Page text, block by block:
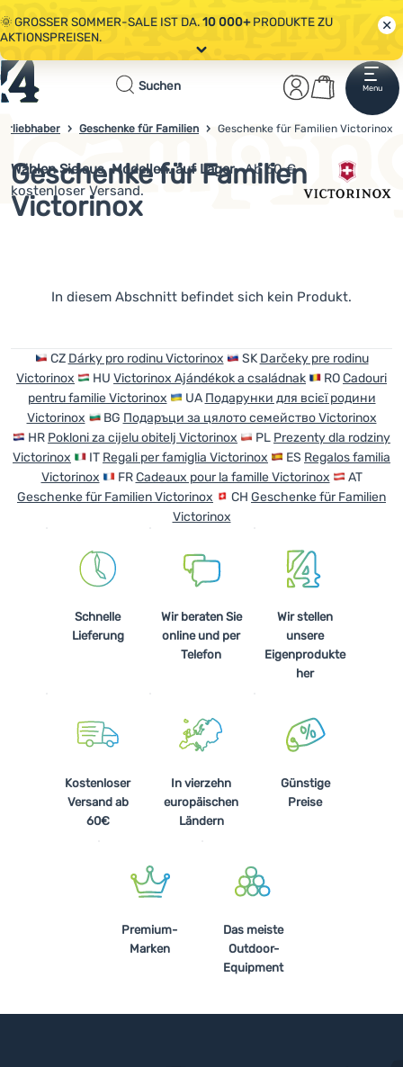
🌞 GROSSER SOMMER-SALE IST DA.10 000+PRODUKTE ZU
AKTIONSPREISEN.
🤫 - 10 % AUF AUSGEWÄHLTE CAMPING- & WANDERAUSRÜSTUNG.
CODE OUT10
Alle Aktionen
Suchen
Anmelden
Warenkorb
Menu
Startseite
Bekleidung
Schuhe
Zelte
Ausrüstung
Kochen
Klettern
Ultraleichte
Kontakte
4campingshop.de
Geschenke für Familien Geschenke für Familien Victorinox
Geschenke für Familien
Victorinox
Wählen Sie aus Modellen. auf Lager. Ab 60 €
kostenloser Versand.
Produkte
In diesem Abschnitt befindet sich kein Produkt.
CZ Dárky pro rodinu Victorinox SK Darčeky pre rodinu
Victorinox
HU Victorinox Ajándékok a családnak ROCadouri
pentru familie Victorinox
UA Подарунки для всієї родини
Victorinox
BG Подаръци за цялото семейство Victorinox
HR Pokloni za cijelu obitelj Victorinox PL Prezenty dla rodziny
Victorinox
IT Regali per famiglia Victorinox ES Regalos familia
Victorinox
FRCadeaux pour la famille Victorinox
AT
Geschenke für Familien Victorinox
CH Geschenke für Familien
Victorinox
Schnelle
Lieferung
Wir beraten Sie
online und per
Telefon
Wir stellen
unsere
Eigenprodukte
her
Kostenloser
Versand ab
60€
In vierzehn
europäischen
Ländern
Günstige
Preise
Premium-
Marken
Das meiste
Outdoor-
Equipment